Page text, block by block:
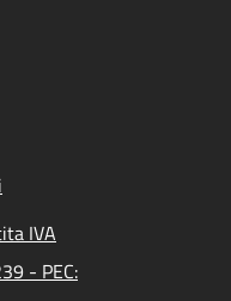
IVA
- PEC: